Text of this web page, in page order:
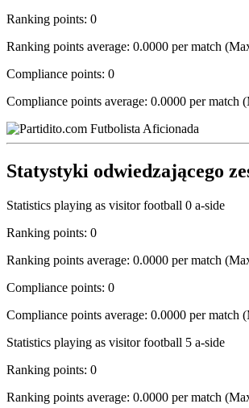
Ranking points: 0
Ranking points average: 0.0000 per match
Compliance points: 0
Compliance points average: 0.0000 per match
Statystyki odwiedzającego
Statistics playing as visitor football 0 a-side
Ranking points: 0
Ranking points average: 0.0000 per match
Compliance points: 0
Compliance points average: 0.0000 per match
Statistics playing as visitor football 5 a-side
Ranking points: 0
Ranking points average: 0.0000 per match